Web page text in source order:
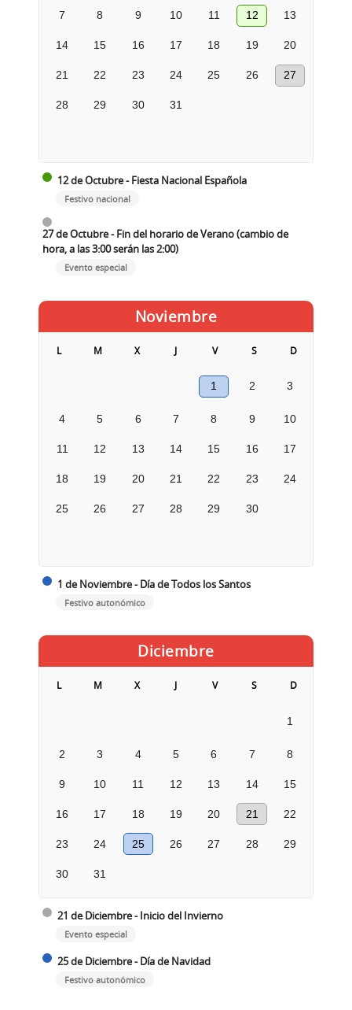
7 8 9 10 11 12 13
14 15 16 17 18 19 20
21 22 23 24 25 26 27
28 29 30 31
12 de Octubre - Fiesta Nacional Española
Festivo nacional
27 de Octubre - Fin del horario de Verano (cambio de
hora, a las 3:00 serán las 2:00)
Evento especial
Noviembre
L M X J V S D
1 2 3
4 5 6 7 8 9 10
11 12 13 14 15 16 17
18 19 20 21 22 23 24
25 26 27 28 29 30
1 de Noviembre - Día de Todos los Santos
Festivo autonómico
Diciembre
L M X J V S D
1
2 3 4 5 6 7 8
9 10 11 12 13 14 15
16 17 18 19 20 21 22
23 24 25 26 27 28 29
30 31
21 de Diciembre - Inicio del Invierno
Evento especial
25 de Diciembre - Día de Navidad
Festivo autonómico